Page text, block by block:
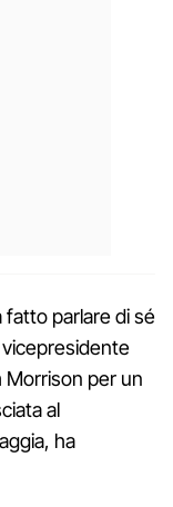
fatto parlare di sé
vicepresidente
Morrison per un
al
ha